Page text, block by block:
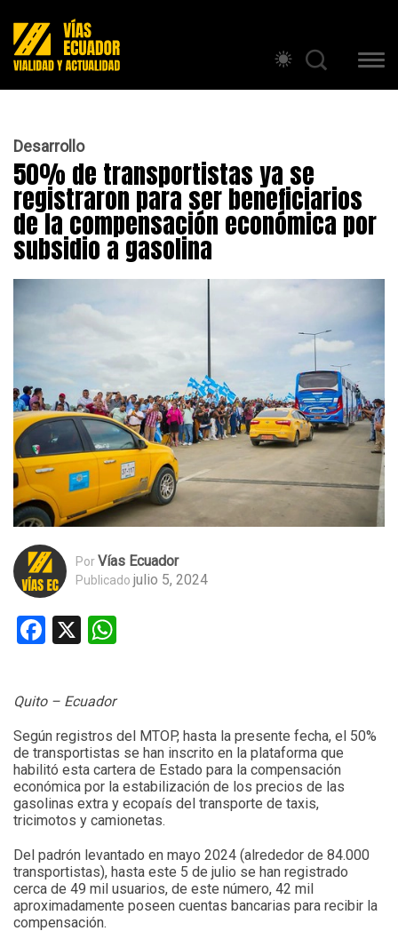
Desarrollo
50% de transportistas ya se
registraron para ser beneficiarios
de la compensación económica por
subsidio a gasolina
PorVías Ecuador
Publicado julio 5, 2024
Facebook
X
Quito – Ecuador
Según registros del MTOP, hasta la presente fecha, el 50%
de transportistas se han inscrito en la plataforma que
habilitó esta cartera de Estado para la compensación
económica por la estabilización de los precios de las
gasolinas extra y ecopaís del transporte de taxis,
tricimotos y camionetas.
Del padrón levantado en mayo 2024 (alrededor de 84.000
transportistas), hasta este 5 de julio se han registrado
cerca de 49 mil usuarios, de este número, 42 mil
aproximadamente poseen cuentas bancarias para recibir la
compensación.